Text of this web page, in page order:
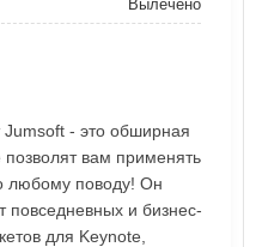
Вылечено
- это обширная
вам применять
любому поводу! Он
повседневных и бизнес-
для Keynote,